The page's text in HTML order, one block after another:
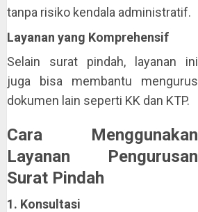
tanpa risiko kendala administratif.
Layanan yang Komprehensif
Selain surat pindah, layanan ini
juga bisa membantu mengurus
dokumen lain seperti KK dan KTP.
Cara Menggunakan
Layanan Pengurusan
Surat Pindah
1. Konsultasi